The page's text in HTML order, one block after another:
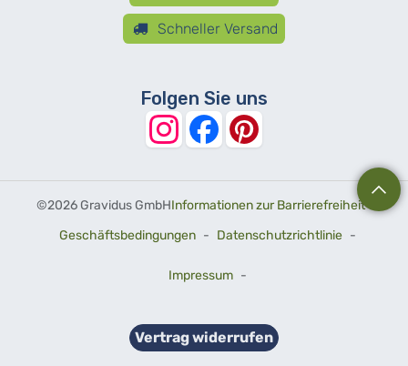
Schneller Versand
Folgen Sie uns
©2026 Gravidus GmbHInformationen zur Barrierefreiheit-
Geschäftsbedingungen - Datenschutzrichtlinie -
Impressum -
Vertrag widerrufen